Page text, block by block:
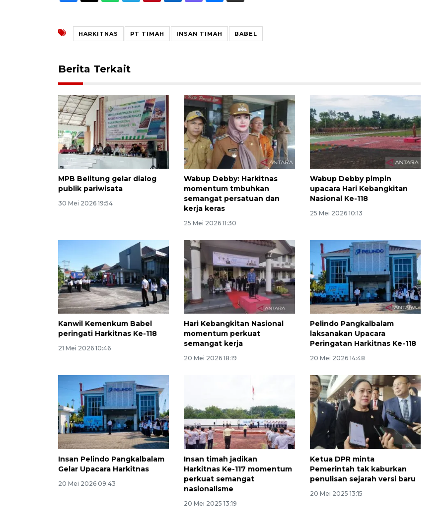
HARKITNAS PT TIMAH INSAN TIMAH BABEL
Berita Terkait
MPB Belitung gelar dialog
publik pariwisata
30 Mei 2026 19:54
Wabup Debby: Harkitnas
momentum tmbuhkan
semangat persatuan dan
kerja keras
25 Mei 2026 11:30
Wabup Debby pimpin
upacara Hari Kebangkitan
Nasional Ke-118
25 Mei 2026 10:13
Kanwil Kemenkum Babel
peringati Harkitnas Ke-118
21 Mei 2026 10:46
Hari Kebangkitan Nasional
momentum perkuat
semangat kerja
20 Mei 2026 18:19
Pelindo Pangkalbalam
laksanakan Upacara
Peringatan Harkitnas Ke-118
20 Mei 2026 14:48
Insan Pelindo Pangkalbalam
Gelar Upacara Harkitnas
20 Mei 2026 09:43
Insan timah jadikan
Harkitnas Ke-117 momentum
perkuat semangat
nasionalisme
20 Mei 2025 13:19
Ketua DPR minta
Pemerintah tak kaburkan
penulisan sejarah versi baru
20 Mei 2025 13:15
semakin memuaskan